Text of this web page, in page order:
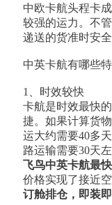
中欧卡航头程卡
较强的运力。不
递送的货准时安全
中英卡航有哪些
1、时效较快
卡航是时效最快
捷。如果计算货
运大约需要40多
路运输需要30天
飞鸟中英卡航最
价格实现了接近
订舱排仓，即装